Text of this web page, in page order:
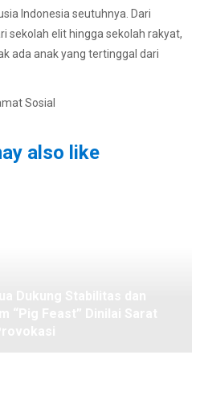
Indonesia seutuhnya. Dari
sekolah elit hingga sekolah rakyat,
ada anak yang tertinggal dari
Sosial
also like